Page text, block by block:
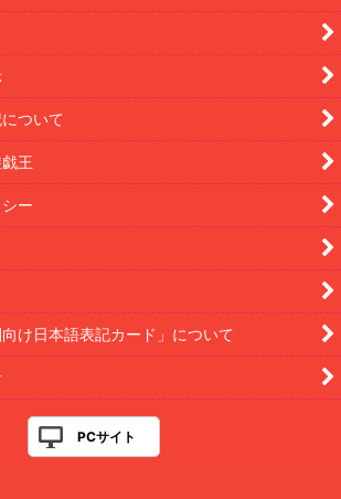
ついて
王
ー
け日本語表記カード」について
PCサイト